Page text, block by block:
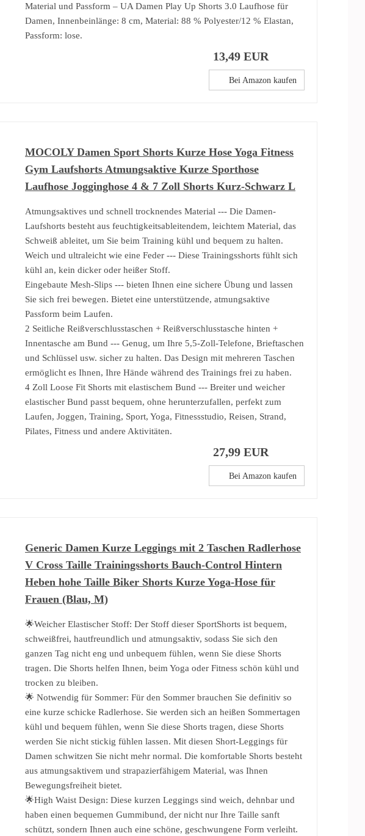
Material und Passform – UA Damen Play Up Shorts 3.0 Laufhose für
Damen, Innenbeinlänge: 8 cm, Material: 88 % Polyester/12 % Elastan,
Passform: lose.
13,49 EUR
Bei Amazon kaufen
MOCOLY Damen Sport Shorts Kurze Hose Yoga Fitness
Gym Laufshorts Atmungsaktive Kurze Sporthose
Laufhose Jogginghose 4 & 7 Zoll Shorts Kurz-Schwarz L
Atmungsaktives und schnell trocknendes Material --- Die Damen-
Laufshorts besteht aus feuchtigkeitsableitendem, leichtem Material, das
Schweiß ableitet, um Sie beim Training kühl und bequem zu halten.
Weich und ultraleicht wie eine Feder --- Diese Trainingsshorts fühlt sich
kühl an, kein dicker oder heißer Stoff.
Eingebaute Mesh-Slips --- bieten Ihnen eine sichere Übung und lassen
Sie sich frei bewegen. Bietet eine unterstützende, atmungsaktive
Passform beim Laufen.
2 Seitliche Reißverschlusstaschen + Reißverschlusstasche hinten +
Innentasche am Bund --- Genug, um Ihre 5,5-Zoll-Telefone, Brieftaschen
und Schlüssel usw. sicher zu halten. Das Design mit mehreren Taschen
ermöglicht es Ihnen, Ihre Hände während des Trainings frei zu haben.
4 Zoll Loose Fit Shorts mit elastischem Bund --- Breiter und weicher
elastischer Bund passt bequem, ohne herunterzufallen, perfekt zum
Laufen, Joggen, Training, Sport, Yoga, Fitnessstudio, Reisen, Strand,
Pilates, Fitness und andere Aktivitäten.
27,99 EUR
Bei Amazon kaufen
Generic Damen Kurze Leggings mit 2 Taschen Radlerhose
V Cross Taille Trainingsshorts Bauch-Control Hintern
Heben hohe Taille Biker Shorts Kurze Yoga-Hose für
Frauen (Blau, M)
🌟Weicher Elastischer Stoff: Der Stoff dieser SportShorts ist bequem,
schweißfrei, hautfreundlich und atmungsaktiv, sodass Sie sich den
ganzen Tag nicht eng und unbequem fühlen, wenn Sie diese Shorts
tragen. Die Shorts helfen Ihnen, beim Yoga oder Fitness schön kühl und
trocken zu bleiben.
🌟 Notwendig für Sommer: Für den Sommer brauchen Sie definitiv so
eine kurze schicke Radlerhose. Sie werden sich an heißen Sommertagen
kühl und bequem fühlen, wenn Sie diese Shorts tragen, diese Shorts
werden Sie nicht stickig fühlen lassen. Mit diesen Short-Leggings für
Damen schwitzen Sie nicht mehr normal. Die komfortable Shorts besteht
aus atmungsaktivem und strapazierfähigem Material, was Ihnen
Bewegungsfreiheit bietet.
🌟High Waist Design: Diese kurzen Leggings sind weich, dehnbar und
haben einen bequemen Gummibund, der nicht nur Ihre Taille sanft
schützt, sondern Ihnen auch eine schöne, geschwungene Form verleiht.